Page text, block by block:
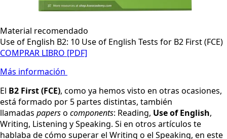
Material recomendado
Use of English B2: 10 Use of English Tests for B2 First (FCE)
COMPRAR LIBRO [PDF]
Más información
El B2 First (FCE), como ya hemos visto en otras ocasiones,
está formado por 5 partes distintas, también
llamadas paperso components: Reading, Use of English,
Writing, Listening y Speaking. Si en otros artículos te
hablaba de cómo superar el Writing o el Speaking, en este